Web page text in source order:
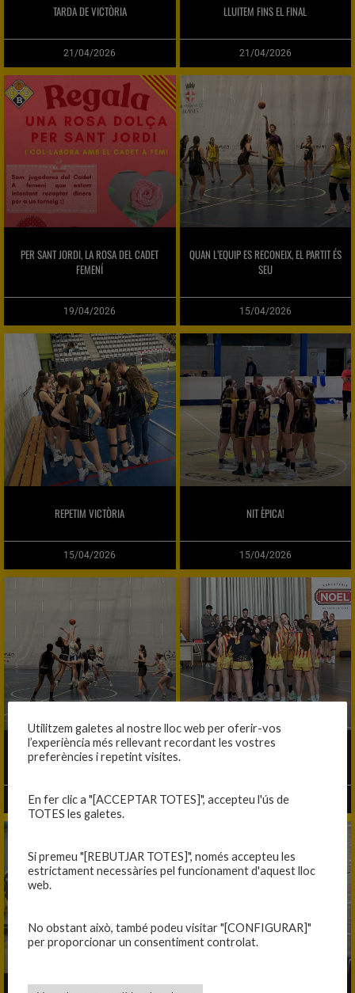
TARDA DE VICTÒRIA
21/04/2026
LLUITEM FINS EL FINAL
21/04/2026
PER SANT JORDI, LA ROSA DEL CADET
FEMENÍ
19/04/2026
QUAN L’EQUIP ES RECONEIX, EL PARTIT ÉS
SEU
15/04/2026
REPETIM VICTÒRIA
15/04/2026
NIT ÈPICA!
15/04/2026
CAP DE SETMANA RODÓ
25/03/2026 25/03/2026
Utilitzem galetes al nostre lloc web per oferir-vos
l’experiència més rellevant recordant les vostres
preferències i repetint visites.
En fer clic a "[ACCEPTAR TOTES]", accepteu l'ús de
TOTES les galetes.
Si premeu "[REBUTJAR TOTES]", només accepteu les
estrictament necessàries pel funcionament d'aquest lloc
web.
No obstant això, també podeu visitar "[CONFIGURAR]"
per proporcionar un consentiment controlat.